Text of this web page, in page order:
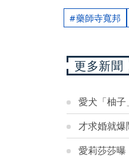
藥師寺寬邦
更多新聞
愛犬「柚
才求婚就
愛莉莎莎